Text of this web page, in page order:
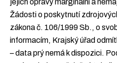
Žádosti o poskytnutí
zákona č. 106/1999 Sb., o
informacím, Krajský úřad
– data prý nemá k dispozici.